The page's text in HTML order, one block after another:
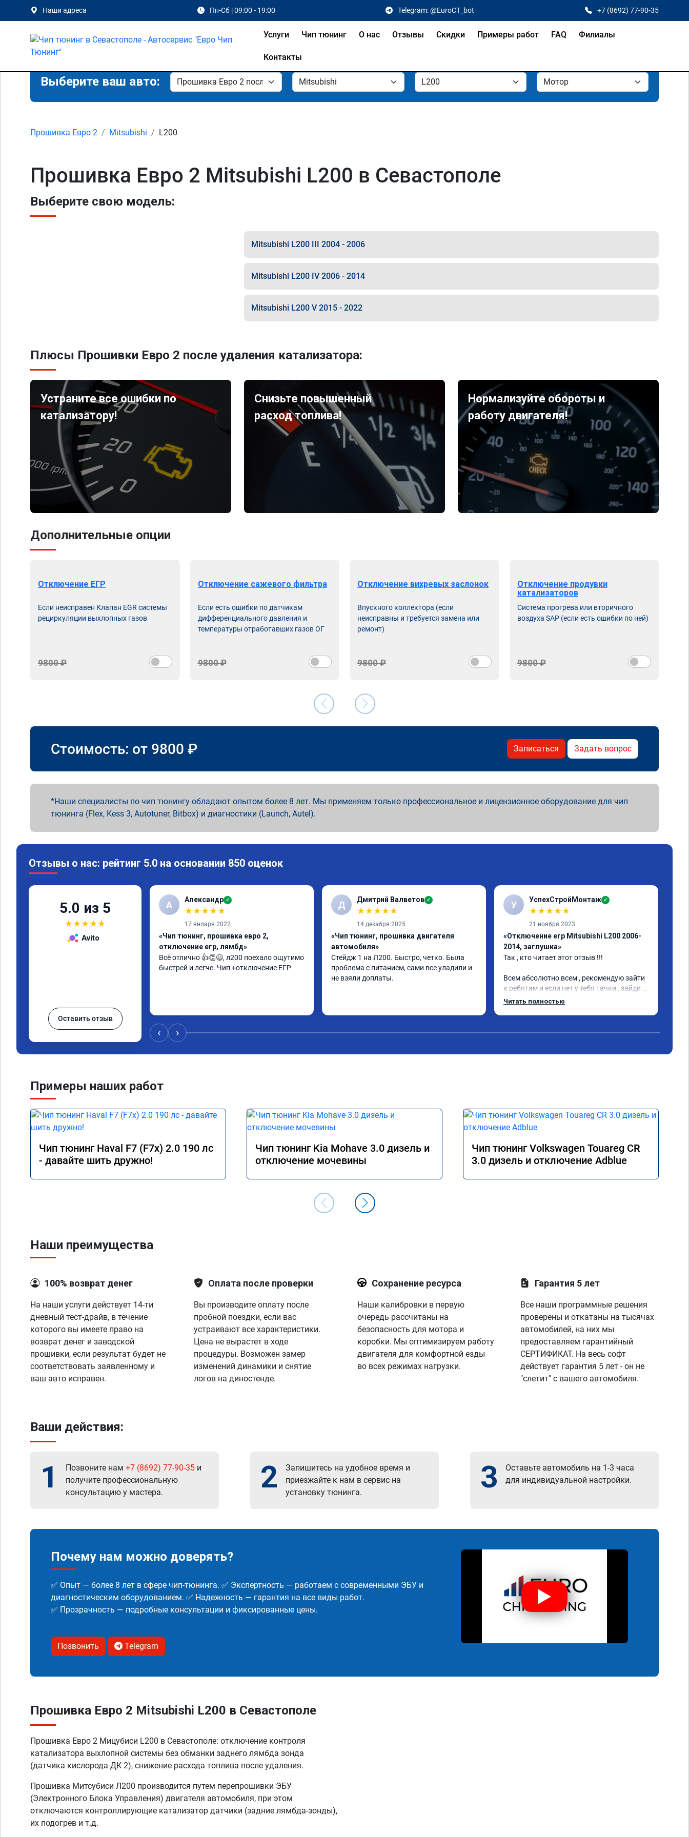
Наши адреса Пн-Сб | 09:00 - 19:00 Telegram: @EuroCT_bot +7 (8692) 77-90-35
Услуги Чип тюнинг О нас Отзывы Скидки Примеры работ FAQ Филиалы
Контакты
Выберите ваш авто:
Прошивка Евро 2 Mitsubishi L200
Прошивка Евро 2 Mitsubishi L200 в Севастополе
Выберите свою модель:
Mitsubishi L200 III 2004 - 2006
Mitsubishi L200 IV 2006 - 2014
Mitsubishi L200 V 2015 - 2022
Плюсы Прошивки Евро 2 после удаления катализатора:
Устраните все ошибки по
катализатору!
Снизьте повышенный
расход топлива!
Нормализуйте обороты и
работу двигателя!
Дополнительные опции
Отключение ЕГР
Если неисправен Клапан EGR системы
рециркуляции выхлопных газов
9800 ₽
Отключение сажевого фильтра
Если есть ошибки по датчикам
дифференциального давления и
температуры отработавших газов ОГ
9800 ₽
Отключение вихревых заслонок
Впускного коллектора (если
неисправны и требуется замена или
ремонт)
9800 ₽
Отключение продувки
катализаторов
Система прогрева или вторичного
воздуха SAP (если есть ошибки по ней)
9800 ₽
Стоимость: от 9800 ₽ Записаться Задать вопрос
Наши специалисты по чип тюнингу обладают опытом более 8 лет. Мы применяем только профессиональное и лицензионное оборудование для чип
тюнинга (Flex, Kess 3, Autotuner, Bitbox) и диагностики (Launch, Autel).
Отзывы о нас: рейтинг 5.0 на основании 850 оценок
5.0 из 5
★★★★★
Avito
Оставить отзыв
А Александр ✓
★★★★★
17 января 2022
«Чип тюнинг, прошивка евро 2,
отключение егр, лямбд»
Всё отлично 👍👏😆, л200 поехало ощутимо
быстрей и легче. Чип +отключение ЕГР
Д Дмитрий Валветов ✓
★★★★★
14 декабря 2025
«Чип тюнинг, прошивка двигателя
автомобиля»
Стейдж 1 на Л200. Быстро, четко. Была
проблема с питанием, сами все уладили и
не взяли доплаты.
У УспехСтройМонтаж ✓
★★★★★
21 ноября 2023
«Отключение егр Mitsubishi L200 2006-
2014, заглушка»
Так , кто читает этот отзыв !!!
Всем абсолютно всем , рекомендую зайти
к ребятам и если нет у тебя тачки , зайди
тоже !Парни очень добрые общительные
Читать полностью
‹ ›
Примеры наших работ
Чип тюнинг Haval F7 (F7x) 2.0 190 лс
- давайте шить дружно!
Чип тюнинг Kia Mohave 3.0 дизель и
отключение мочевины
Чип тюнинг Volkswagen Touareg CR
3.0 дизель и отключение Adblue
Наши преимущества
100% возврат денег
На наши услуги действует 14-ти
дневный тест-драйв, в течение
которого вы имеете право на
возврат денег и заводской
прошивки, если результат будет не
соответствовать заявленному и
ваш авто исправен.
Оплата после проверки
Вы производите оплату после
пробной поездки, если вас
устраивают все характеристики.
Цена не вырастет в ходе
процедуры. Возможен замер
изменений динамики и снятие
логов на диностенде.
Сохранение ресурса
Наши калибровки в первую
очередь рассчитаны на
безопасность для мотора и
коробки. Мы оптимизируем работу
двигателя для комфортной езды
во всех режимах нагрузки.
Гарантия 5 лет
Все наши программные решения
проверены и откатаны на тысячах
автомобилей, на них мы
предоставляем гарантийный
СЕРТИФИКАТ. На весь софт
действует гарантия 5 лет - он не
"слетит" с вашего автомобиля.
Ваши действия:
1 Позвоните нам +7 (8692) 77-90-35 и
получите профессиональную
консультацию у мастера.
2
Запишитесь на удобное время и
приезжайте к нам в сервис на
установку тюнинга.
3
Оставьте автомобиль на 1-3 часа
для индивидуальной настройки.
Почему нам можно доверять?
✅ Опыт — более 8 лет в сфере чип-тюнинга. ✅ Экспертность — работаем с современными ЭБУ и
диагностическим оборудованием. ✅ Надежность — гарантия на все виды работ.
✅ Прозрачность — подробные консультации и фиксированные цены.
Позвонить Telegram
Прошивка Евро 2 Mitsubishi L200 в Севастополе
Прошивка Евро 2 Мицубиси L200 в Севастополе: отключение контроля
катализатора выхлопной системы без обманки заднего лямбда зонда
(датчика кислорода ДК 2), снижение расхода топлива после удаления.
Прошивка Митсубиси Л200 производится путем перепрошивки ЭБУ
(Электронного Блока Управления) двигателя автомобиля, при этом
отключаются контроллирующие катализатор датчики (задние лямбда-зонды),
их подогрев и т.д.